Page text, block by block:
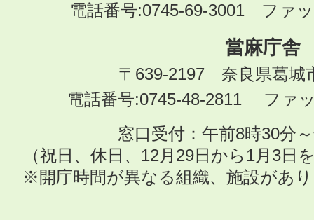
電話番号:0745-69-3001 ファ
當麻庁舎
〒639-2197 奈良県葛城
電話番号:0745-48-2811 ファ
窓口受付：午前8時30分
（祝日、休日、12月29日から1月3日
※開庁時間が異なる組織、施設があ